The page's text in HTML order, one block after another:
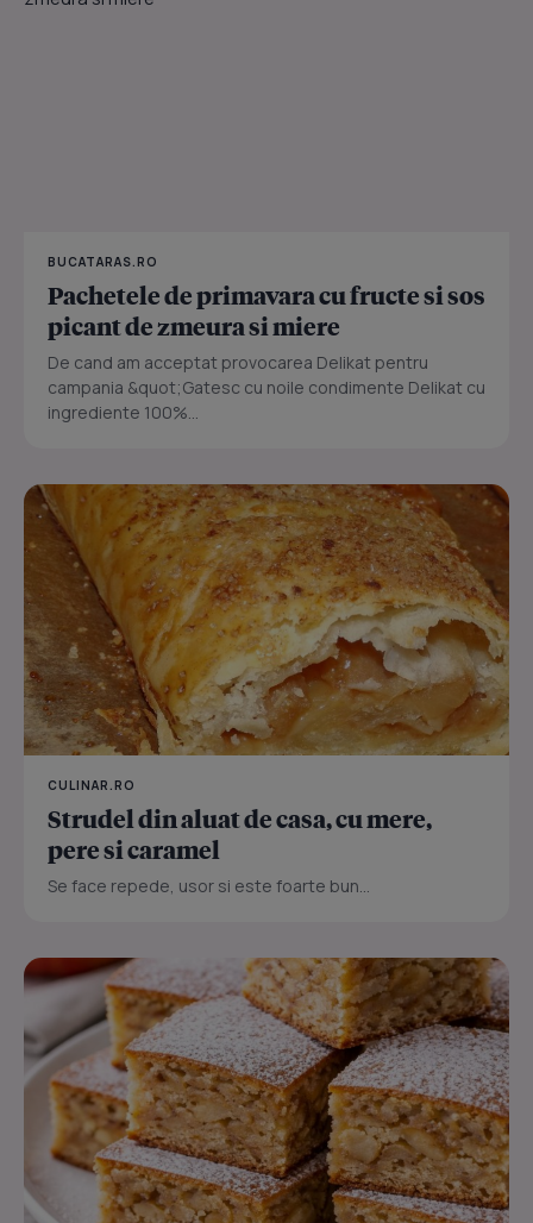
BUCATARAS.RO
Pachetele de primavara cu fructe si sos
picant de zmeura si miere
De cand am acceptat provocarea Delikat pentru
campania &quot;Gatesc cu noile condimente Delikat cu
ingrediente 100%...
CULINAR.RO
Strudel din aluat de casa, cu mere,
pere si caramel
Se face repede, usor si este foarte bun...